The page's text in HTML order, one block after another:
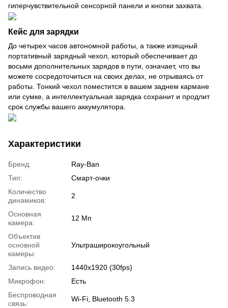
гиперчувствительной сенсорной панели и кнопки захвата.
Кейс для зарядки
До четырех часов автономной работы, а также изящный
портативный зарядный чехол, который обеспечивает до
восьми дополнительных зарядов в пути, означает, что вы
можете сосредоточиться на своих делах, не отрываясь от
работы. Тонкий чехол поместится в вашем заднем кармане
или сумке, а интеллектуальная зарядка сохранит и продлит
срок службы вашего аккумулятора.
Характеристики
Бренд:
Ray-Ban
Тип:
Смарт-очки
Количество
динамиков:
2
Основная
камера:
12 Мп
Объектив
основной
камеры:
Ультраширокоугольный
Запись видео:
1440x1920 (30fps)
Микрофон:
Есть
Беспроводная
связь:
Wi-Fi, Bluetooth 5.3